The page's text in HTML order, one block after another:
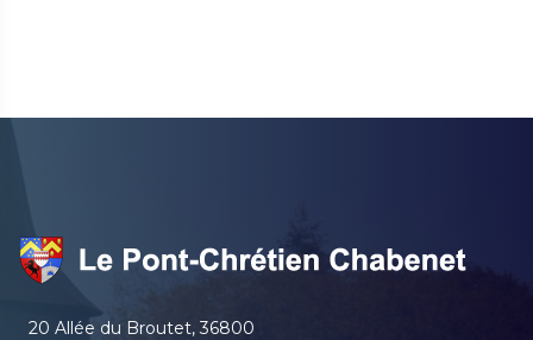
20 Allée du Broutet, 36800